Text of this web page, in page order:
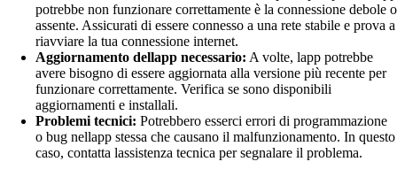
potrebbe non funzionare correttamente è la connessione debole o
assente. Assicurati di essere connesso a una rete stabile e prova a
riavviare la tua connessione internet.
Aggiornamento dellapp necessario: A volte, lapp potrebbe
avere bisogno di essere aggiornata alla versione più recente per
funzionare correttamente. Verifica se sono disponibili
aggiornamenti e installali.
Problemi tecnici: Potrebbero esserci errori di programmazione
o bug nellapp stessa che causano il malfunzionamento. In questo
caso, contatta lassistenza tecnica per segnalare il problema.